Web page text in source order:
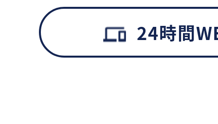
24時間